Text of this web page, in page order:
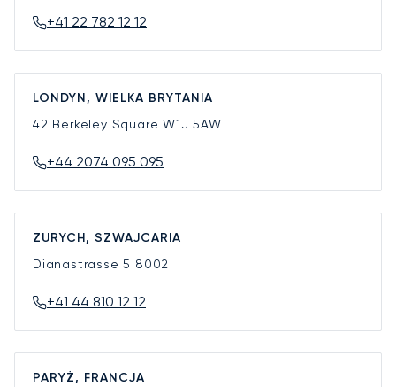
+41 22 782 12 12
LONDYN, WIELKA BRYTANIA
42 Berkeley SquareW1J 5AW
+44 2074 095 095
ZURYCH, SZWAJCARIA
Dianastrasse 5 8002
+41 44 810 12 12
PARYŻ, FRANCJA